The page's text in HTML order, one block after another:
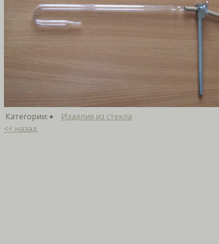
Категории:
Изделия из стекла
<< назад